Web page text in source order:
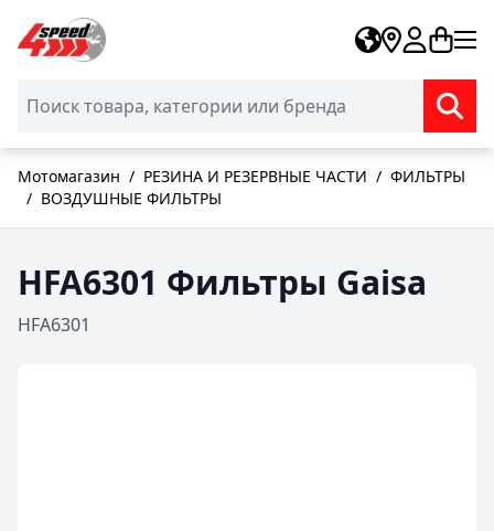
Skip to Content
Мотомагазин / РЕЗИНА И РЕЗЕРВНЫЕ ЧАСТИ / ФИЛЬТРЫ
/ ВОЗДУШНЫЕ ФИЛЬТРЫ
HFA6301 Фильтры Gaisa
HFA6301